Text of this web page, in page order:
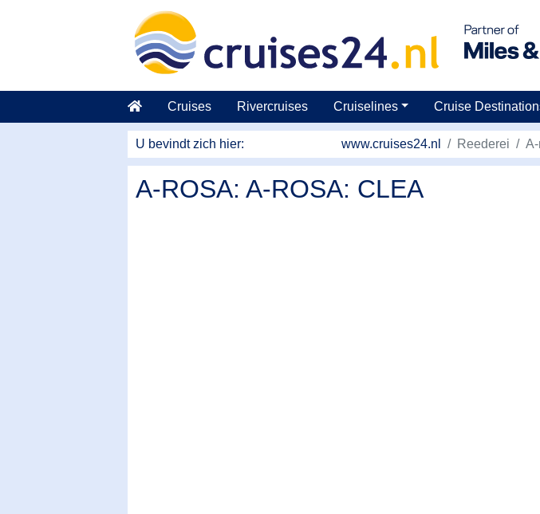
Naar hoofdinhoud springen
Cruises Rivercruises Cruiselines Cruise
U bevindt zich hier: www.cruises24.nl Reederei
A-ROSA: A-ROSA: CLEA